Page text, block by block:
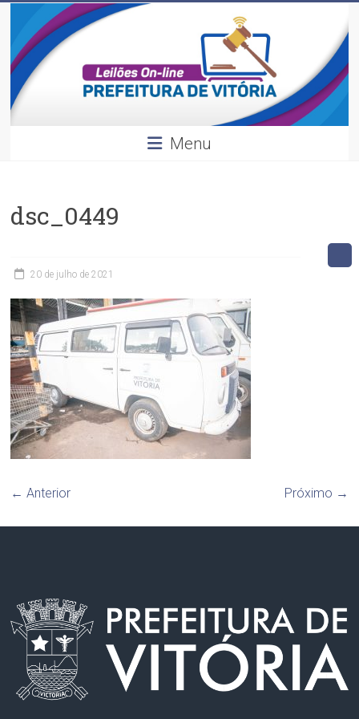
content
Leilões
Divulgação
dos
leilões
realizados
pela
Menu
dsc_0449
20 de julho de 2021
← Anterior Próximo →